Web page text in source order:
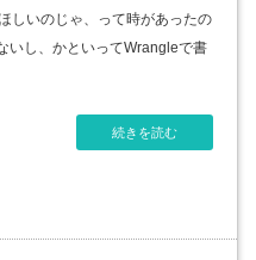
しいのじゃ、って時があったの
いし、かといってWrangleで書
続きを読む